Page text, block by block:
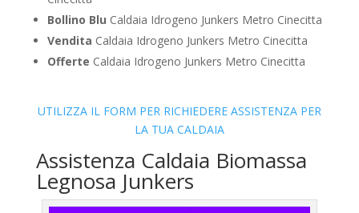
Bollino Blu Caldaia Idrogeno Junkers Metro Cinecitta
Vendita Caldaia Idrogeno Junkers Metro Cinecitta
Offerte Caldaia Idrogeno Junkers Metro Cinecitta
UTILIZZA IL FORM PER RICHIEDERE ASSISTENZA PER
LA TUA CALDAIA
Assistenza Caldaia Biomassa
Legnosa Junkers